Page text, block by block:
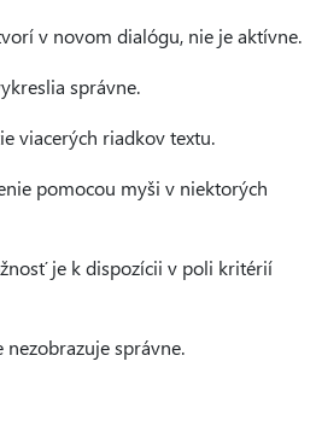
v novom dialógu, nie je aktívne.
správne.
viacerých riadkov textu.
pomocou myši v niektorých
je k dispozícii v poli kritérií
nezobrazuje správne.